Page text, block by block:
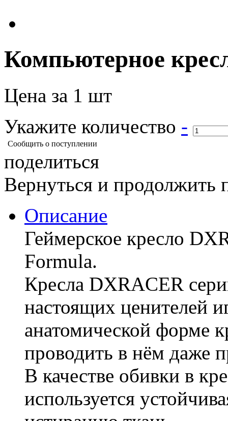
Компьютерное
Цена за 1 шт
Укажите количество -
Сообщить о поступлении
поделиться
Вернуться и продолжить
Описание
Геймерское кресло
Formula.
Кресла DXRACER
настоящих ценителей
анатомической форме
проводить в нём даже
В качестве обивки в
используется